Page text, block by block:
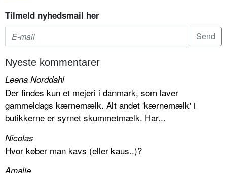
Tilmeld nyhedsmail her
Nyeste kommentarer
Leena Norddahl
Der findes kun et mejeri i danmark, som laver
gammeldags kærnemælk. Alt andet 'kærnemælk' i
butikkerne er syrnet skummetmælk. Har...
Nicolas
Hvor køber man kavs (eller kaus..)?